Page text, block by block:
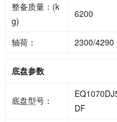
整备质量：(k
g)
6200
轴荷： 2300/4290
底盘参数
底盘型号：
DF